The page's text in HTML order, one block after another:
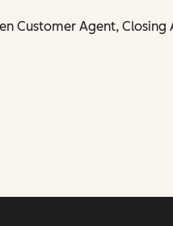
Customer Agent,